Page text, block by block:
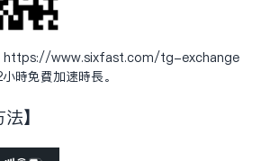
https://www.sixfast.com/tg-exchange
时免费加速时长。
】